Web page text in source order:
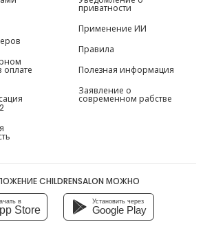
оплате
приватности
Применение ИИ
Правила
Полезная информация
Заявление о
современном рабстве
CHILDRENSALON МОЖНО
в
Store
Установить через
Google Play